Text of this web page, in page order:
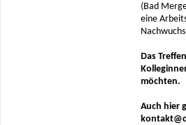
(Bad
eine
Das
möchten.
Auch hier